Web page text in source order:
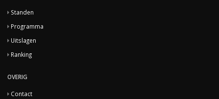
Standen
Programma
Uitslagen
Ranking
OVERIG
Contact